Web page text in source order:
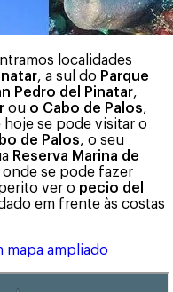
localidades
, a sul do Parque
Pedro del Pinatar,
ou o Cabo de Palos,
se pode visitar o
de Palos, o seu
Reserva Marina de
onde se pode fazer
ver o pecio del
em frente às costas
mapa ampliado